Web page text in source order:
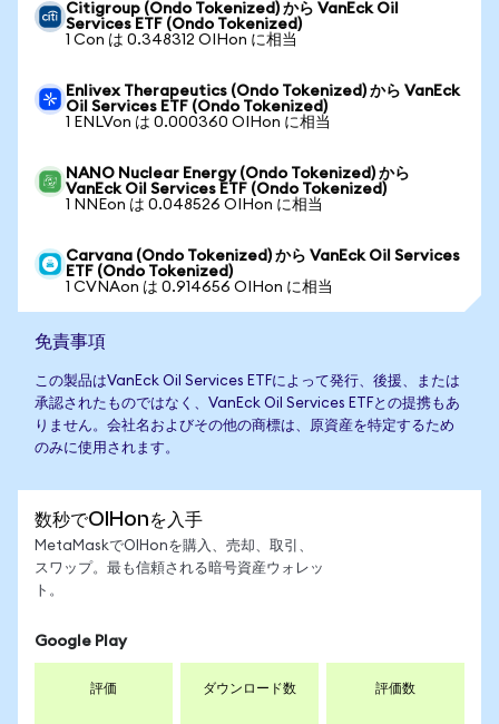
Citigroup (Ondo Tokenized) から VanEck Oil
Services ETF (Ondo Tokenized)
1 Con は 0.348312 OIHon に相当
Enlivex Therapeutics (Ondo Tokenized) から VanEck
Oil Services ETF (Ondo Tokenized)
1 ENLVon は 0.000360 OIHon に相当
NANO Nuclear Energy (Ondo Tokenized) から
VanEck Oil Services ETF (Ondo Tokenized)
1 NNEon は 0.048526 OIHon に相当
Carvana (Ondo Tokenized) から VanEck Oil Services
ETF (Ondo Tokenized)
1 CVNAon は 0.914656 OIHon に相当
免責事項
この製品はVanEck Oil Services ETFによって発行、後援、または
承認されたものではなく、VanEck Oil Services ETFとの提携もあ
りません。会社名およびその他の商標は、原資産を特定するため
のみに使用されます。
数秒でOIHonを入手
MetaMaskでOIHonを購入、売却、取引、
スワップ。最も信頼される暗号資産ウォレッ
ト。
Google Play
評価 ダウンロード数 評価数